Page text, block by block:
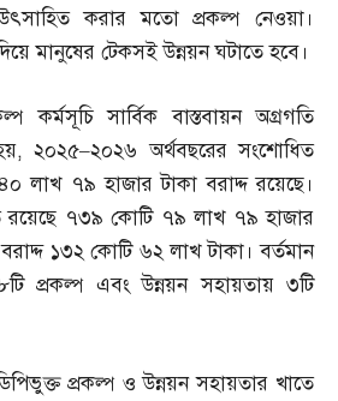
করার মতো প্রকল্প নেওয়া।
মানুষের টেকসই উন্নয়ন ঘটাতে হবে।
কর্মসূচি সার্বিক বাস্তবায়ন অগ্রগতি
,২০২৫–২০২৬ অর্থবছরের সংশোধিত
লাখ ৭৯ হাজার টাকা বরাদ্দ রয়েছে।
রয়েছে ৭৩৯ কোটি ৭৯ লাখ ৭৯ হাজার
১৩২ কোটি ৬২ লাখ টাকা। বর্তমান
প্রকল্প এবং উন্নয়ন সহায়তায় ৩টি
প্রকল্প ও উন্নয়ন সহায়তার খাতে